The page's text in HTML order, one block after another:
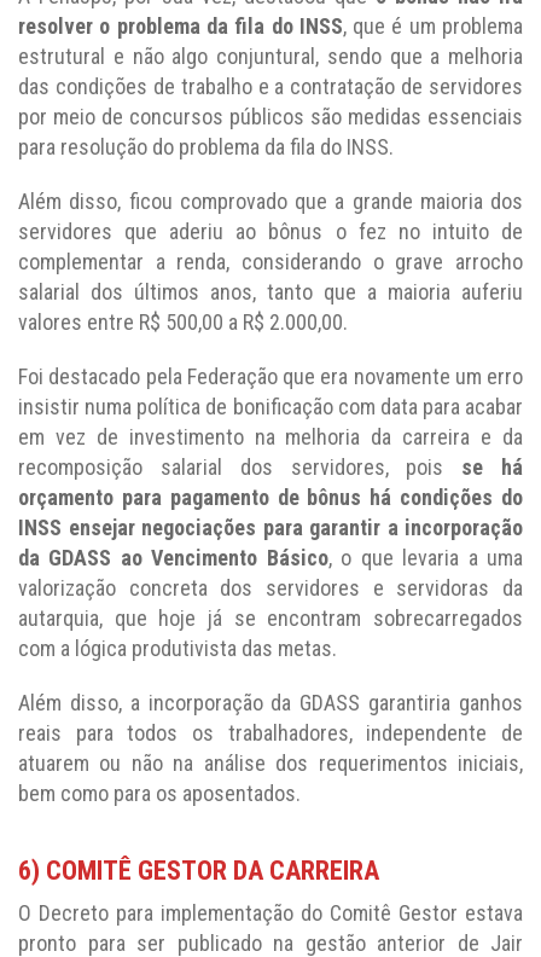
resolver o problema da fila do INSS, que é um problema
estrutural e não algo conjuntural, sendo que a melhoria
das condições de trabalho e a contratação de servidores
por meio de concursos públicos são medidas essenciais
para resolução do problema da fila do INSS.
Além disso, ficou comprovado que a grande maioria dos
servidores que aderiu ao bônus o fez no intuito de
complementar a renda, considerando o grave arrocho
salarial dos últimos anos, tanto que a maioria auferiu
valores entre R$ 500,00 a R$ 2.000,00.
Foi destacado pela Federação que era novamente um erro
insistir numa política de bonificação com data para acabar
em vez de investimento na melhoria da carreira e da
recomposição salarial dos servidores, pois se há
orçamento para pagamento de bônus há condições do
INSS ensejar negociações para garantir a incorporação
da GDASS ao Vencimento Básico, o que levaria a uma
valorização concreta dos servidores e servidoras da
autarquia, que hoje já se encontram sobrecarregados
com a lógica produtivista das metas.
Além disso, a incorporação da GDASS garantiria ganhos
reais para todos os trabalhadores, independente de
atuarem ou não na análise dos requerimentos iniciais,
bem como para os aposentados.
6) COMITÊ GESTOR DA CARREIRA
O Decreto para implementação do Comitê Gestor estava
pronto para ser publicado na gestão anterior de Jair